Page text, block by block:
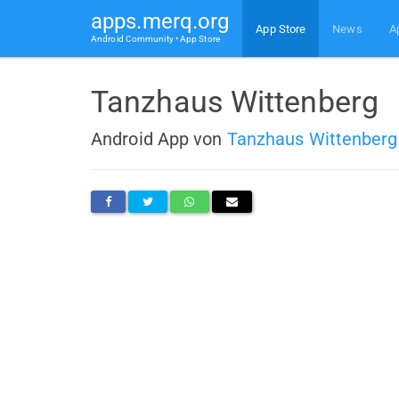
apps.merq.org
Android Community • App Store
App Store News
Tanzhaus Wittenberg
Android App von Tanzhaus Wittenberg